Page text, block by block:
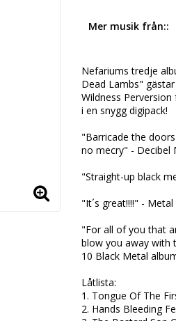
Mer musik från:
Nefariums tredje
Dead Lambs"
Wildness
i en snygg digipack!
"Barricade the
no mecry" - Decibel
"Straight-up black
"It´s great!!!!" -
"For all of you that
blow you away with
10 Black Metal
Låtlista:
1. Tongue Of The
2. Hands Bleeding